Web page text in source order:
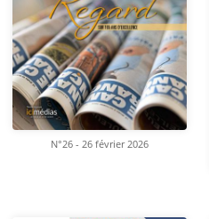
N°26 - 26 février 2026